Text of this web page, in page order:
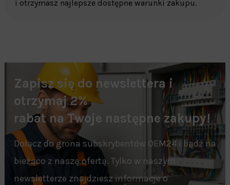
i otrzymasz najlepsze dostępne warunki zakupu.
Zapisz się do newslettera i
otrzymaj 2%
rabat na Twoje następne zakupy!
Dołącz do grona subskrybentów OEM24 i bądź na
bieżąco z naszą ofertą. Tylko w naszym
newsletterze znajdziesz informacje o